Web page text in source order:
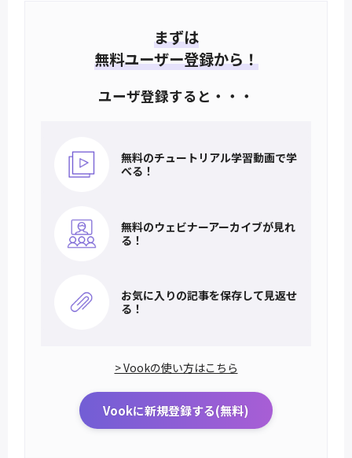
まずは
無料ユーザー登録から！
ユーザ登録すると・・・
無料のチュートリアル学習動画で学
べる！
無料のウェビナーアーカイブが見れ
る！
お気に入りの記事を保存して見返せ
る！
> Vookの使い方はこちら
Vookに新規登録する(無料)